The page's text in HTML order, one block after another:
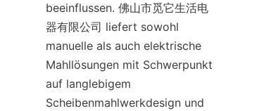
beeinflussen. 佛山市觅它生活电
器有限公司 liefert sowohl
manuelle als auch elektrische
Mahllösungen mit Schwerpunkt
auf langlebigem
Scheibenmahlwerkdesign und